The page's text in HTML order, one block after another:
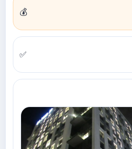
💰
✅